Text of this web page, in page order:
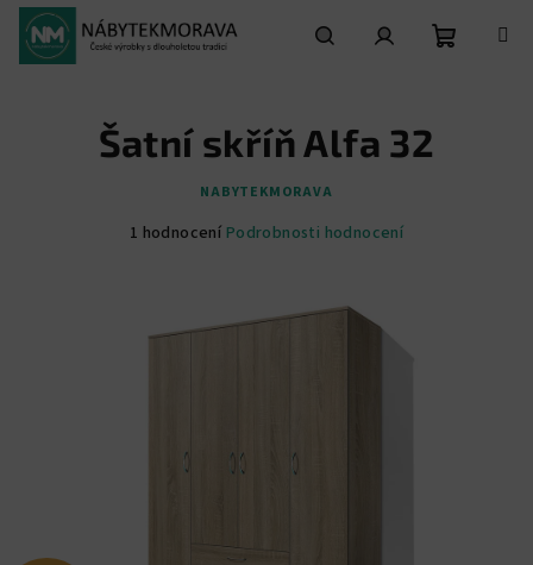
Přejít
obsah
Šatní skříň Alfa 32
NABYTEKMORAVA
Průměrné
1 hodnocení Podrobnosti hodnocení